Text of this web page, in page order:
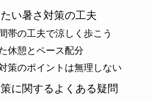
い暑さ対策の工夫
帯の工夫で涼しく歩こう
休憩とペース配分
策のポイントは無理しない
に関するよくある疑問